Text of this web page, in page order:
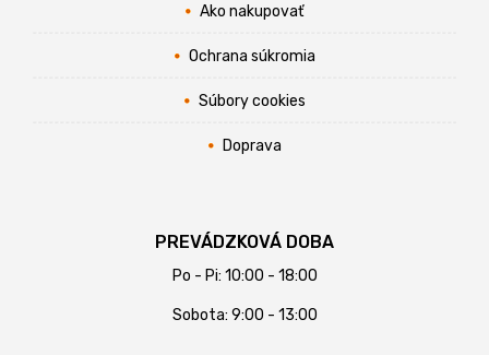
Ako nakupovať
Ochrana súkromia
Súbory cookies
Doprava
PREVÁDZKOVÁ DOBA
Po - Pi: 10:00 - 18:00
Sobota: 9:00 - 13:00